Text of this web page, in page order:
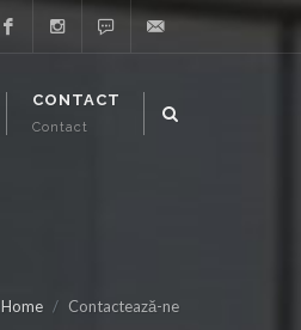
it.ro
CONTACT
Contact
Home Contactează-ne